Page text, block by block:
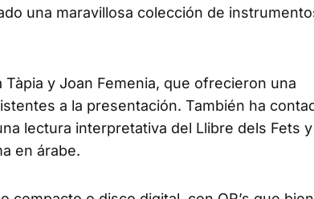
una maravillosa colección de
y Joan Femenia, que ofrecieron una
a la presentación. También ha
lectura interpretativa del Llibre dels Fets
en árabe.